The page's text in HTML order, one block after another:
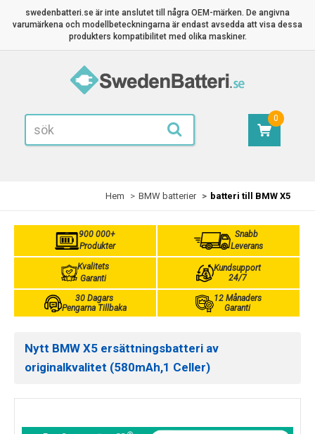
swedenbatteri.se är inte anslutet till några OEM-märken. De angivna
varumärkena och modellbeteckningarna är endast avsedda att visa dessa
produkters kompatibilitet med olika maskiner.
0
Hem BMW batterier batteri till BMW X5
900 000+
Produkter
Snabb
Leverans
Kvalitets
Garanti
Kundsupport
24/7
30 Dagars
Pengarna Tillbaka
12 Månaders
Garanti
Nytt BMW X5 ersättningsbatteri av
originalkvalitet (580mAh,1 Celler)